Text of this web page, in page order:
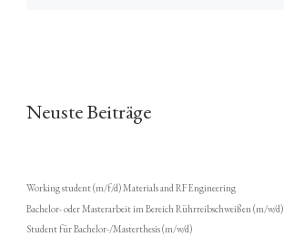
Neuste Beiträge
Working student (m/f/d) Materials and RF Engineering
Bachelor- oder Masterarbeit im Bereich Rührreibschweißen (m/w/d)
Student für Bachelor-/Masterthesis (m/w/d)